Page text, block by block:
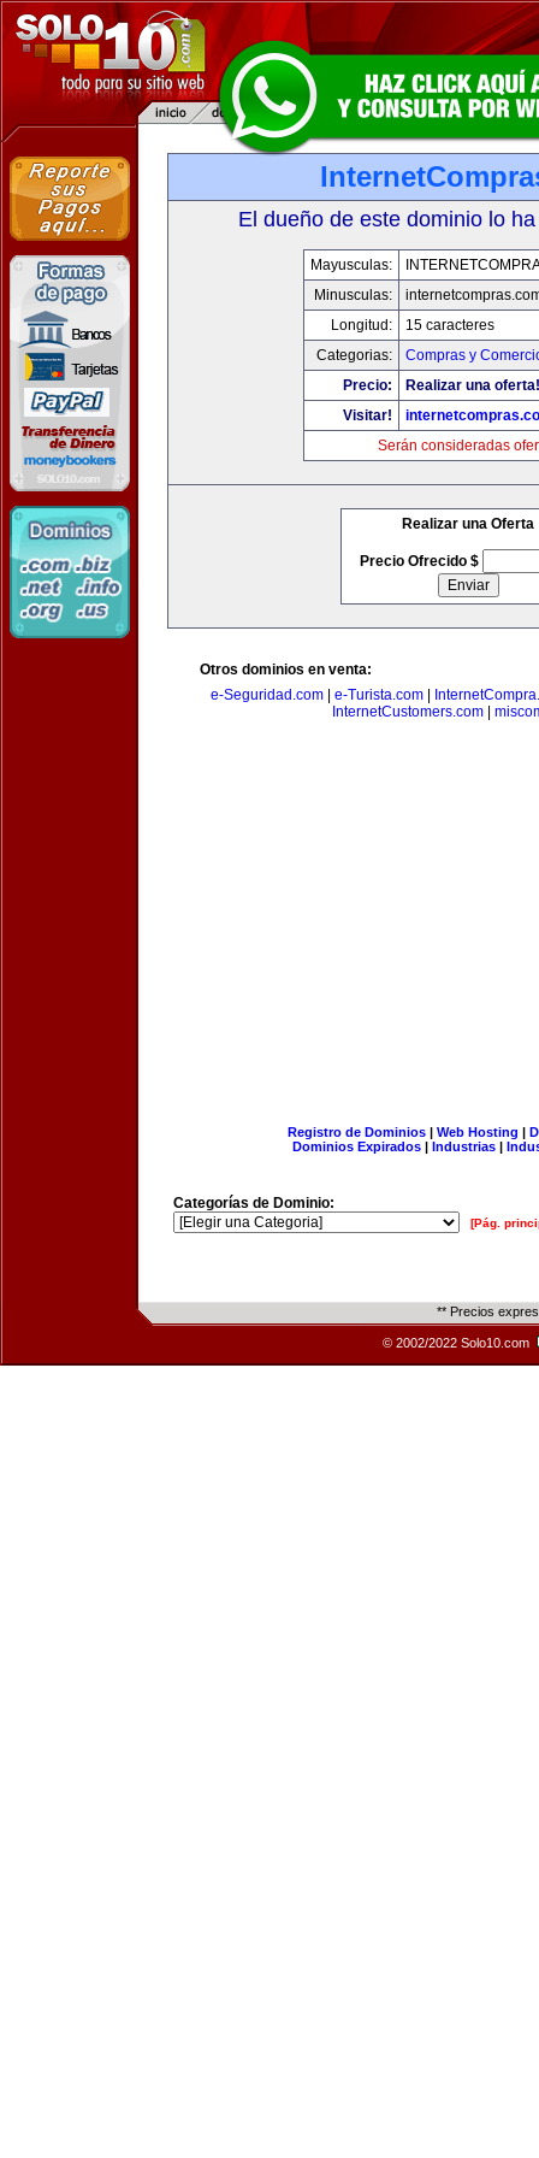
El dueño de este dominio lo
Mayusculas:
Minusculas:
Longitud:
15 caracteres
Categorias:
Compras y
Precio:
Realizar una oferta!
Visitar!
Serán consideradas
Realizar una Oferta
Precio Ofrecido $
Otros dominios en venta:
e-Seguridad.com| e-Turista.com|
InternetCustomers.com
Registro de Dominios| Web Hosting |
Dominios Expirados | Industrias |
Categorías de Dominio:
[Pág.
** Precios
© 2002/2022 Solo10.com